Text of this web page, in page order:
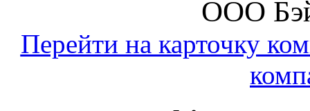
ООО
Перейти на карточку